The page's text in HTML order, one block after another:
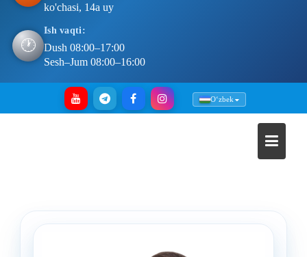
ko'chasi, 14a uy
🕐
Ish vaqti:
Dush 08:00–17:00
Sesh–Jum 08:00–16:00
Oʻzbek